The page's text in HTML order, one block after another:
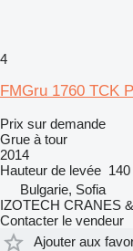
4
FMGru 1760 TCK
Prix sur demande
Grue à tour
2014
Hauteur de levée
Bulgarie, Sofia
IZOTECH CRANES
Contacter le vendeur
Ajouter aux